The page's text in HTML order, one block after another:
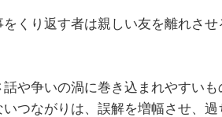
くり返す者は親しい友を離れさ
や争いの渦に巻き込まれやすい
つながりは、誤解を増幅させ、過